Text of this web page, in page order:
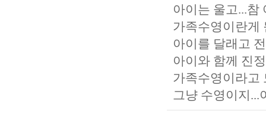
아이는 울고...참
가족수영이란게
아이를 달래고
아이와 함께 진
가족수영이라고
그냥 수영이지...